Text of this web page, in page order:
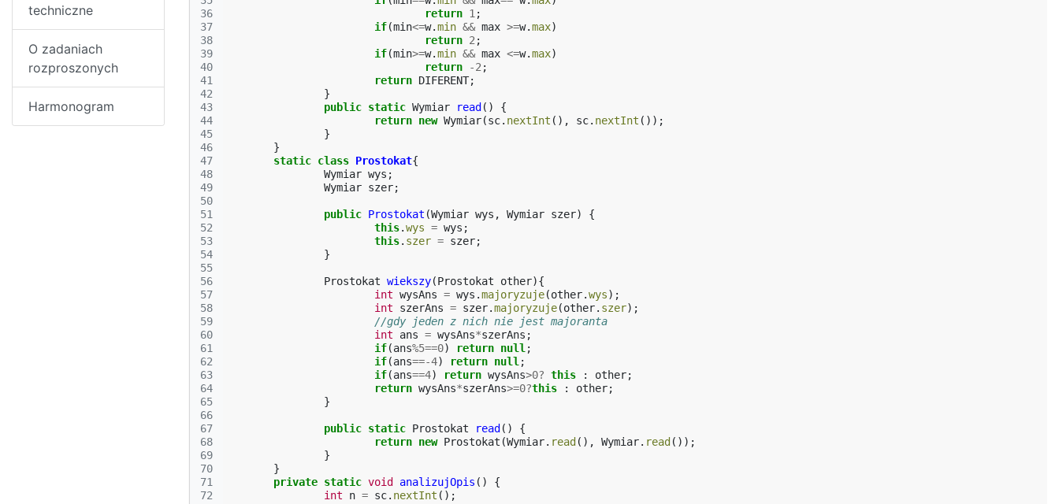
techniczne
O zadaniach
rozproszonych
Harmonogram
36
37
38
39
40
41
42
43
44
45
46
47
48
49
50
51
52
53
54
55
56
57
58
59
60
61
62
63
64
65
66
67
68
69
70
71
72
return 1 ;
if(min<=w.min && max >=w.max)
return 2 ;
if(min>=w.min && max <=w.max)
return
-2 ;
return DIFERENT;
}
public static Wymiar read ()
{
return new Wymiar(sc. nextInt (), sc. nextInt ());
}
}
static class Prostokat{
Wymiar wys ;
Wymiar szer;
public Prostokat (Wymiar wys , Wymiar szer)
{
this.wys = wys ;
this. szer = szer;
}
Prostokat wiekszy(Prostokat other){
int wysAns = wys .majoryzuje(other.wys);
int
szerAns = szer.majoryzuje(other. szer);
//gdy jeden z nich nie jest majoranta
int
ans = wysAns*szerAns ;
if(ans%5==0) return null ;
if(ans==-4) return null ;
if(ans==4) return wysAns>0? this : other;
return wysAns*szerAns>=0?this : other;
}
public static Prostokat read ()
{
return new Prostokat (Wymiar. read (), Wymiar. read ());
}
}
private static void analizujOpis ()
{
int
n = sc. nextInt ();